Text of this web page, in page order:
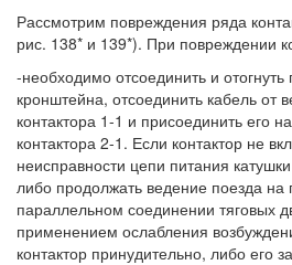
Рассмотрим повреждения ряда
рис. 138* и 139*). При повреждении
-необходимо отсоединить и
кронштейна, отсоединить кабель от
контактора 1-1 и присоединить его
контактора 2-1. Если контактор не
неисправности цепи питания
либо продолжать ведение поезда на
параллельном соединении тяговых
применением ослабления
контактор принудительно, либо его